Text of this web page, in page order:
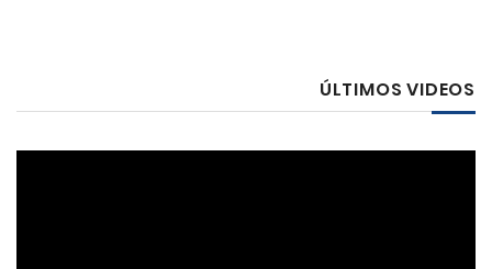
ÚLTIMOS VIDEOS